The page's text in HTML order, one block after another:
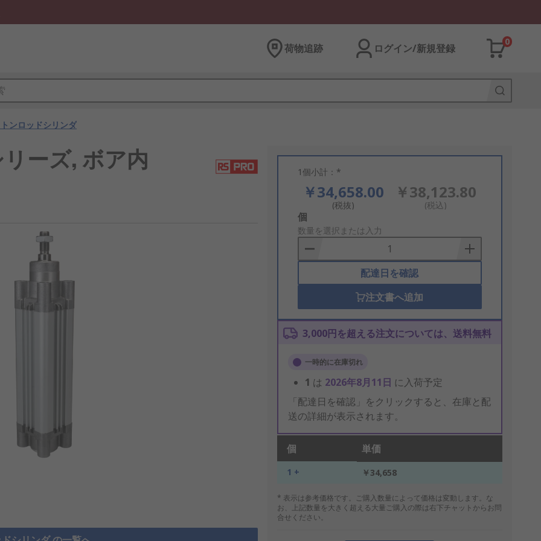
荷物追跡 ログイン/新規登録
0
ンロッドシリンダ
リーズ, ボア内 1個小計：*
￥34,658.00
(税抜)
￥38,123.80
(税込)
Add
to
Basket
個
数量を選択または入力
配達日を確認
注文書へ追加
3,000円を超える注文については、送料無料
一時的に在庫切れ
1 は 2026年8月11日 に入荷予定
「配達日を確認」をクリックすると、在庫と配
送の詳細が表示されます。
個 単価
1 + ￥34,658
* 表示は参考価格です。ご購入数量によって価格は変動します。な
お、上記数量を大きく超える大量ご購入の際は右下チャットからお問
合せください。